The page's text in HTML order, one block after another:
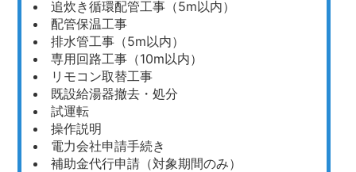
追炊き循環配管工事（5m以内）
配管保温工事
排水管工事（5m以内）
専用回路工事（10m以内）
リモコン取替工事
既設給湯器撤去・処分
試運転
操作説明
電力会社申請手続き
補助金代行申請（対象期間のみ）